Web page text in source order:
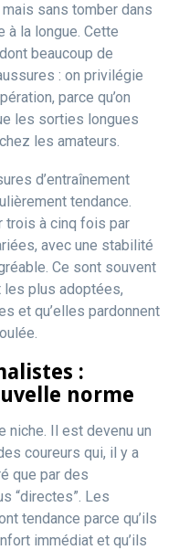
sans tomber dans
à la longue. Cette
beaucoup de
: on privilégie
parce qu’on
les sorties longues
les amateurs.
d’entraînement
tendance.
trois à cinq fois par
avec une stabilité
Ce sont souvent
plus adoptées,
et qu’elles pardonnent
:
norme
niche. Il est devenu un
coureurs qui, il y a
que par des
“directes”. Les
tendance parce qu’ils
immédiat et qu’ils